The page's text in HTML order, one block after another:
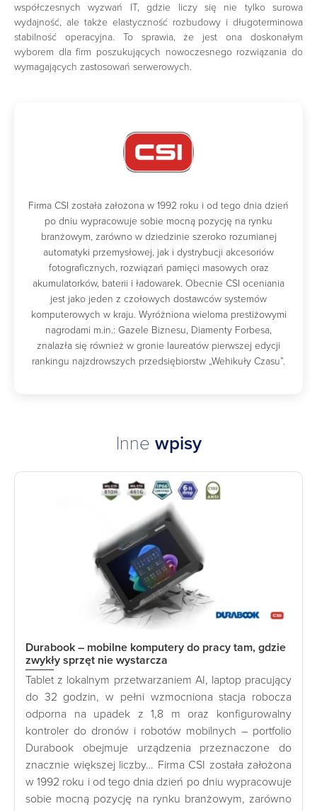
współczesnych wyzwań IT, gdzie liczy się nie tylko surowa
wydajność, ale także elastyczność rozbudowy i długoterminowa
stabilność operacyjna. To sprawia, że jest ona doskonałym
wyborem dla firm poszukujących nowoczesnego rozwiązania do
wymagających zastosowań serwerowych.
Firma CSI została założona w 1992 roku i od tego dnia dzień
po dniu wypracowuje sobie mocną pozycję na rynku
branżowym, zarówno w dziedzinie szeroko rozumianej
automatyki przemysłowej, jak i dystrybucji akcesoriów
fotograficznych, rozwiązań pamięci masowych oraz
akumulatorków, baterii i ładowarek. Obecnie CSI oceniania
jest jako jeden z czołowych dostawców systemów
komputerowych w kraju. Wyróżniona wieloma prestiżowymi
nagrodami m.in.: Gazele Biznesu, Diamenty Forbesa,
znalazła się również w gronie laureatów pierwszej edycji
rankingu najzdrowszych przedsiębiorstw „Wehikuły Czasu”.
Inne wpisy
Durabook – mobilne komputery do pracy tam, gdzie
zwykły sprzęt nie wystarcza
Tablet z lokalnym przetwarzaniem AI, laptop pracujący
do 32 godzin, w pełni wzmocniona stacja robocza
odporna na upadek z 1,8 m oraz konfigurowalny
kontroler do dronów i robotów mobilnych – portfolio
Durabook obejmuje urządzenia przeznaczone do
znacznie większej liczby… Firma CSI została założona
w 1992 roku i od tego dnia dzień po dniu wypracowuje
sobie mocną pozycję na rynku branżowym, zarówno